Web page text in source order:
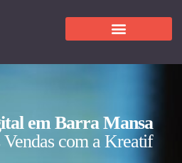
em Barra Mansa
com a Kreatif